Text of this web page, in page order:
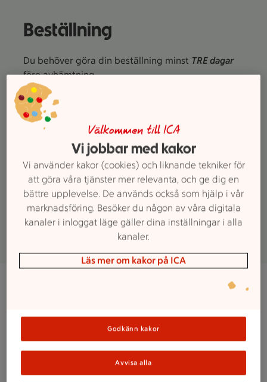
Beställning
Du behöver göra din beställning minst TRE dagar
före avhämtning
och om du mejlar oss, vänligen uppge även:
• Ditt namn
• Ditt mobilnummer
• Dag och tid för avhämtning
Välkommen med din cateringbeställning!
Beställning:catering.ulricehamn@maxi.ica.seeller
0321-534634
Frågor om säsongssortimentet?
Välkommen till ICA
Vi jobbar med kakor
Vi använder kakor (cookies) och liknande tekniker för
att göra våra tjänster mer relevanta, och ge dig en
bättre upplevelse. De används också som hjälp i vår
marknadsföring. Besöker du någon av våra digitala
kanaler i inloggat läge gäller dina inställningar i alla
kanaler.
Läs mer om kakor på ICA
Godkänn kakor
Avvisa alla